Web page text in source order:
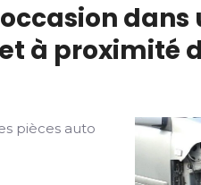
dans
proximité
pièces auto